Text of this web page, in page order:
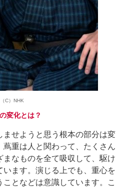
（C）NHK
変化とは？
せようと思う根本の部分は変
重は人と関わって、たくさん
なものを全て吸収して、駆け
ます。演じる上でも、重心を
となどは意識しています。こ